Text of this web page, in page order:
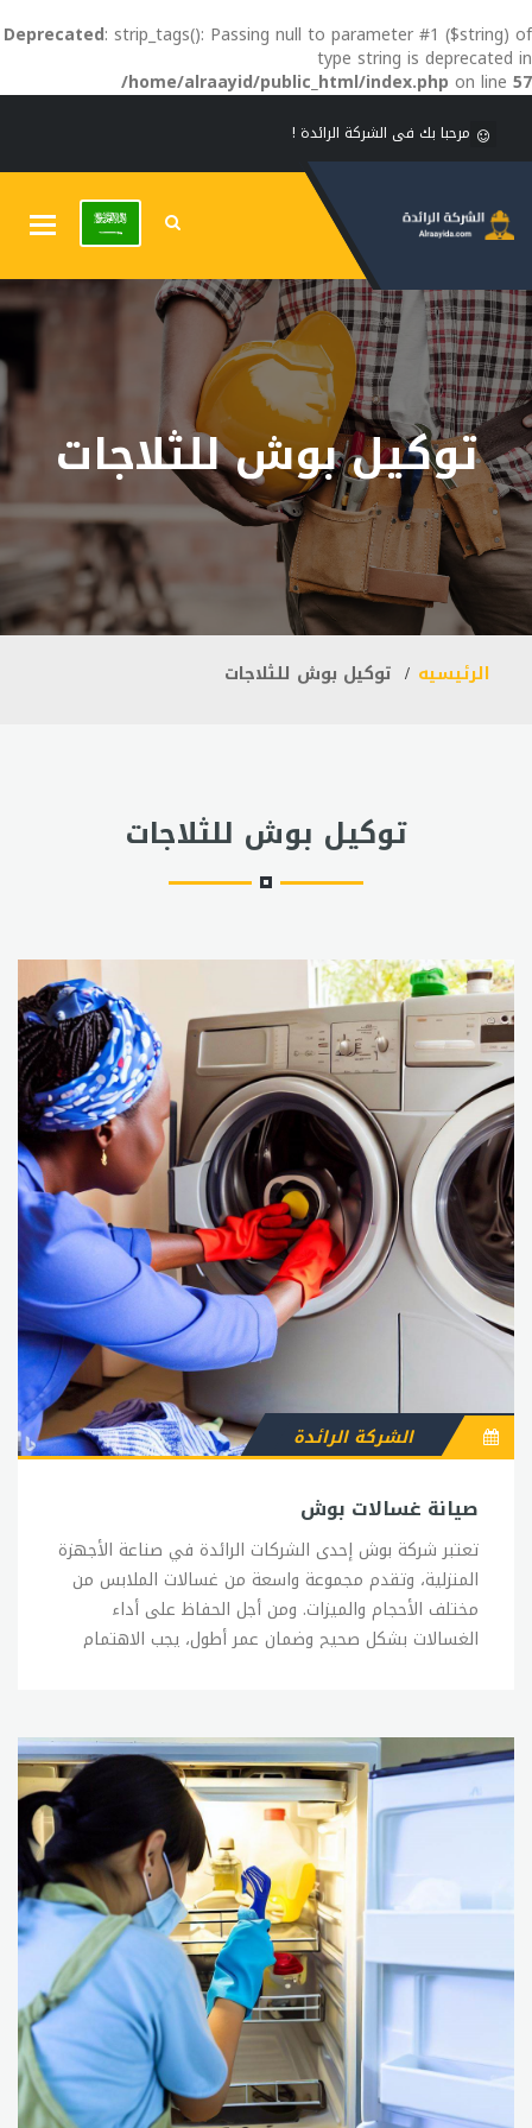
Deprecated: strip_tags(): Passing null to parameter #1 ($string) of
type string is deprecated in
/home/alraayid/public_html/index.php on line 57
مرحبا بك فى الشركة الرائدة !
توكيل بوش للثلاجات
الرئيسيه توكيل بوش للثلاجات
توكيل بوش للثلاجات
صيانة غسالات بوش
الشركة الرائدة
تعتبر شركة بوش إحدى الشركات الرائدة في صناعة الأجهزة
المنزلية، وتقدم مجموعة واسعة من غسالات الملابس من
مختلف الأحجام والميزات. ومن أجل الحفاظ على أداء
الغسالات بشكلٍ صحيحٍ وضمان عمرٍ أطول، يجب الاهتمام
الأوساخ والرواسب المتراكمة، ويمكن استخدام منظفات
خاصة للغسالات أو الخل والصودا الكاوية لتنظيف الغسالة.
2- فحص الفلاتر: يجب فحص الفلاتر بشكلٍ دوري للتأكد من
أنها نظيفة وخالية من الأوساخ، ويمكن تنظيف الفلاتر
باستخدام الماء الدافئ والصابون اللطيف. 3- التحقق من
الأنابيب: يجب التحقق من الأنابيب المتصلة بالغسالة بشكلٍ
دوري للتأكد من عدم وجود تسربات أو تلف فيها. 4- فحص
الحزام: يجب فحص حزام الغسالة بشكلٍ دوري للتأكد من عدم
وجود تلف فيه، ويجب استبدال الحزام إذا كان متعبًا أو تالفًا.
5- الصيانة الدورية: يجب تنفيذ الصيانة الدورية للغسالة
بشكلٍ منتظم، وذلك بالتحقق من الحركة الدورانية للغسالة
والتأكد من عدم وجود أي صوت غير طبيعي، كما يجب فحص
الأجزاء الميكانيكية للتأكد من سلامتها وتشحيمها بشكلٍ